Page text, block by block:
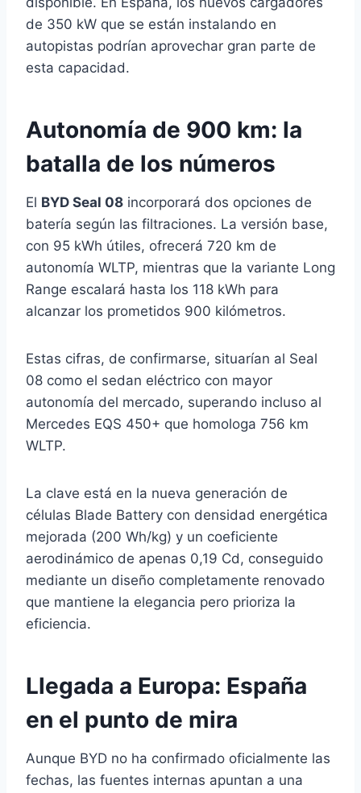
de 350 kW que se están instalando en
autopistas podrían aprovechar gran parte de
esta capacidad.
Autonomía de 900 km: la
batalla de los números
El BYD Seal 08 incorporará dos opciones de
batería según las filtraciones. La versión base,
con 95 kWh útiles, ofrecerá 720 km de
autonomía WLTP, mientras que la variante Long
Range escalará hasta los 118 kWh para
alcanzar los prometidos 900 kilómetros.
Estas cifras, de confirmarse, situarían al Seal
08 como el sedan eléctrico con mayor
autonomía del mercado, superando incluso al
Mercedes EQS 450+ que homologa 756 km
WLTP.
La clave está en la nueva generación de
células Blade Battery con densidad energética
mejorada (200 Wh/kg) y un coeficiente
aerodinámico de apenas 0,19 Cd, conseguido
mediante un diseño completamente renovado
que mantiene la elegancia pero prioriza la
eficiencia.
Llegada a Europa: España
en el punto de mira
Aunque BYD no ha confirmado oficialmente las
fechas, las fuentes internas apuntan a una